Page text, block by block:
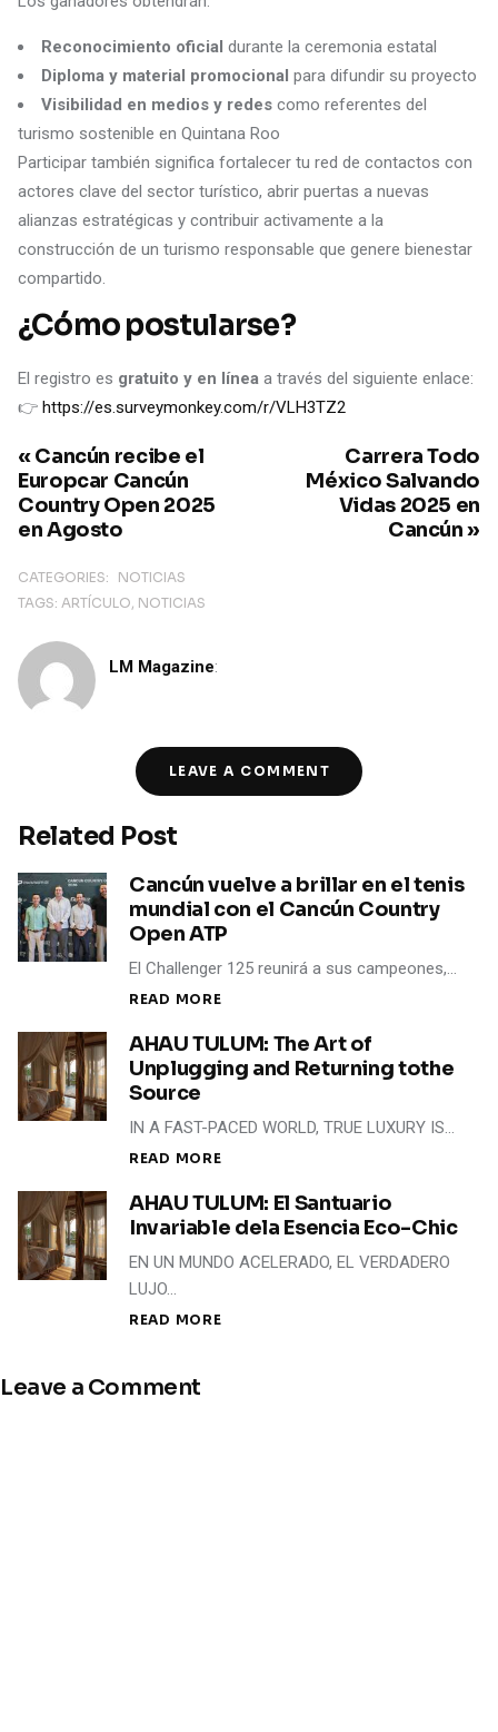
Reconocimiento oficial durante la ceremonia estatal
Diploma y material promocional para difundir su proyecto
Visibilidad en medios y redes como referentes del
turismo sostenible en Quintana Roo
Participar también significa fortalecer tu red de contactos con
actores clave del sector turístico, abrir puertas a nuevas
alianzas estratégicas y contribuir activamente a la
construcción de un turismo responsable que genere bienestar
compartido.
¿Cómo postularse?
El registro es gratuito y en línea a través del siguiente enlace:
👉 https://es.surveymonkey.com/r/VLH3TZ2
Carrera Todo
México Salvando
Vidas 2025 en
Cancún »
« Cancún recibe el
Europcar Cancún
Country Open 2025
en Agosto
CATEGORIES:
NOTICIAS
TAGS: ARTÍCULO NOTICIAS
LM Magazine:
LEAVE A COMMENT
Related Post
Cancún vuelve a brillar en el tenis
mundial con el Cancún Country
Open ATP
El Challenger 125 reunirá a sus campeones,…
READ MORE
AHAU TULUM: The Art of
Unplugging and Returning tothe
Source
IN A FAST-PACED WORLD, TRUE LUXURY IS…
READ MORE
AHAU TULUM: El Santuario
Invariable dela Esencia Eco-Chic
EN UN MUNDO ACELERADO, EL VERDADERO
LUJO…
READ MORE
Leave a Comment